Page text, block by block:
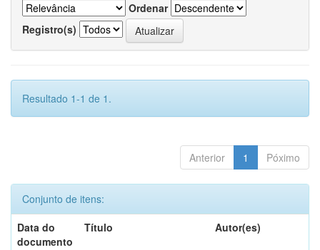
Ordenar
Registro(s)
Resultado 1-1 de 1.
Anterior 1 Póximo
Conjunto de itens:
Data do
documento
Título Autor(es)